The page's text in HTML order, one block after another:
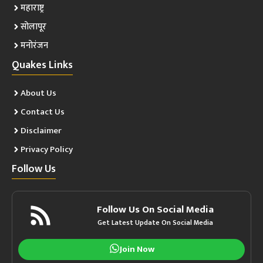
महाराष्ट्र
सोलापूर
मनोरंजन
Quakes Links
About Us
Contact Us
Disclaimer
Privacy Policy
Follow Us
Follow Us On Social Media
Get Latest Update On Social Media
Join Now